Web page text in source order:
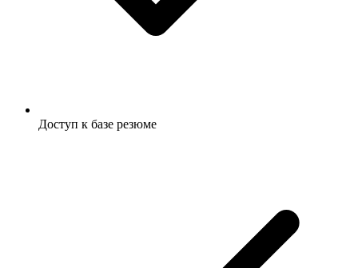
Доступ к базе резюме